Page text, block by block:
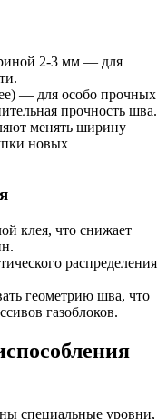
2-3 мм — для
— для особо прочных
прочность шва.
менять ширину
новых
клея, что снижает
распределения
геометрию шва, что
газоблоков.
специальные уровни,